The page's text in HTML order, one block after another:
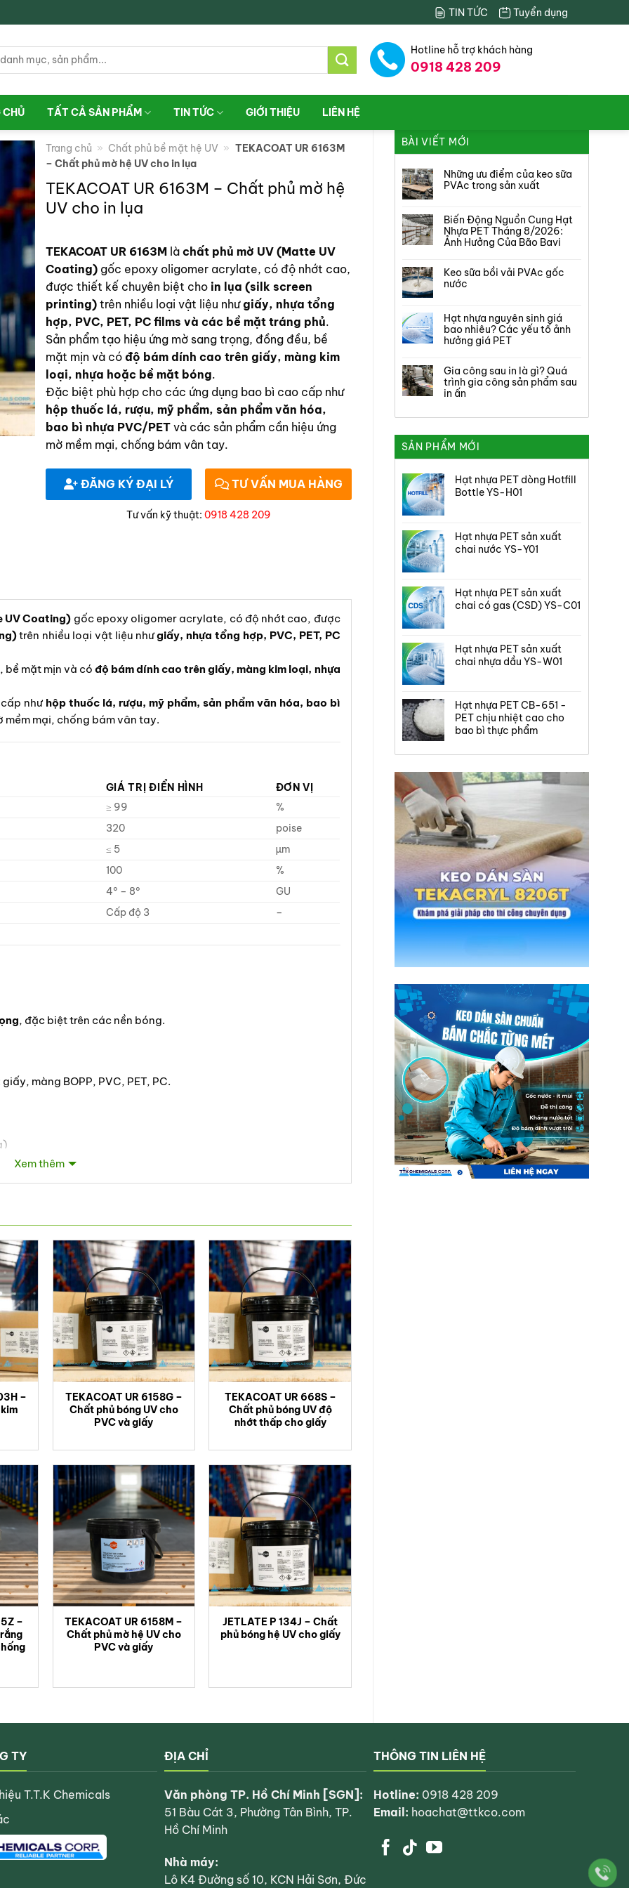
TIN TỨC Tuyển dụng
Hotline hỗ trợ khách hàng
0918 428 209
CHỦ TẤT CẢ SẢN PHẨM TIN TỨC GIỚI THIỆU LIÊN HỆ
BÀI VIẾT MỚI
Những ưu điểm của keo sữa
PVAc trong sản xuất
Biến Động Nguồn Cung Hạt
Nhựa PET Tháng 8/2026:
Ảnh Hưởng Của Bão Bavi
Keo sữa bồi vải PVAc gốc
nước
Hạt nhựa nguyên sinh giá
bao nhiêu? Các yếu tố ảnh
hưởng giá PET
Gia công sau in là gì? Quá
trình gia công sản phẩm sau
in ấn
SẢN PHẨM MỚI
Hạt nhựa PET dòng Hotfill
Bottle YS-H01
Hạt nhựa PET sản xuất
chai nước YS-Y01
Hạt nhựa PET sản xuất
chai có gas (CSD) YS-C01
Hạt nhựa PET sản xuất
chai nhựa dầu YS-W01
Hạt nhựa PET CB-651 -
PET chịu nhiệt cao cho
bao bì thực phẩm
Trang chủ » Chất phủ bề mặt hệ UV » TEKACOAT UR 6163M
– Chất phủ mờ hệ UV cho in lụa
TEKACOAT UR 6163M – Chất phủ mờ hệ
UV cho in lụa
TEKACOAT UR 6163Mlà chất phủ mờ UV (Matte UV
Coating)gốc epoxy oligomer acrylate, có độ nhớt cao,
được thiết kế chuyên biệt cho in lụa (silk screen
printing)trên nhiều loại vật liệu nhưgiấy, nhựa tổng
hợp, PVC, PET, PC films và các bề mặt tráng phủ.
Sản phẩm tạo hiệu ứng mờ sang trọng, đồng đều, bề
mặt mịn và có độ bám dính cao trên giấy, màng kim
loại, nhựa hoặc bề mặt bóng.
Đặc biệt phù hợp cho các ứng dụng bao bì cao cấp như
hộp thuốc lá, rượu, mỹ phẩm, sản phẩm văn hóa,
bao bì nhựa PVC/PETvà các sản phẩm cần hiệu ứng
mờ mềm mại, chống bám vân tay.
ĐĂNG KÝ ĐẠI LÝ TƯ VẤN MUA HÀNG
Tư vấn kỹ thuật: 0918 428 209
UV Coating) gốc epoxy oligomer acrylate, có độ nhớt cao, được
trên nhiều loại vật liệu nhưgiấy, nhựa tổng hợp, PVC, PET, PC
bề mặt mịn và có độ bám dính cao trên giấy, màng kim loại, nhựa
như hộp thuốc lá, rượu, mỹ phẩm, sản phẩm văn hóa, bao bì
mềm mại, chống bám vân tay.
GIÁ TRỊ ĐIỂN HÌNH
ĐƠN VỊ
≥ 99
%
320
poise
≤ 5
µm
100
%
4° – 8°
GU
Cấp độ 3 –
, đặc biệt trên các nền bóng.
màng BOPP, PVC, PET, PC.
PET, PC films và các vật liệu khác
rắn)
độ cao. Sau khi mở nắp, nên sử dụng sớm nhất có thể. Dụng cụ có
(MSDS)của TEKACOAT UR 6163M trước khi sử dụng.
Xem thêm
–
TEKACOAT UR 6158G –
Chất phủ bóng UV cho
PVC và giấy
TEKACOAT UR 668S –
Chất phủ bóng UV độ
nhớt thấp cho giấy
–
TEKACOAT UR 6158M –
Chất phủ mờ hệ UV cho
PVC và giấy
JETLATE P 134J – Chất
phủ bóng hệ UV cho giấy
TY
T.T.K Chemicals
ĐỊA CHỈ
Văn phòng TP. Hồ Chí Minh [SGN]:
51 Bàu Cát 3, Phường Tân Bình, TP.
Hồ Chí Minh
Nhà máy:
Lô K4 Đường số 10, KCN Hải Sơn, Đức
THÔNG TIN LIÊN HỆ
Hotline: 0918 428 209
Email: hoachat@ttkco.com